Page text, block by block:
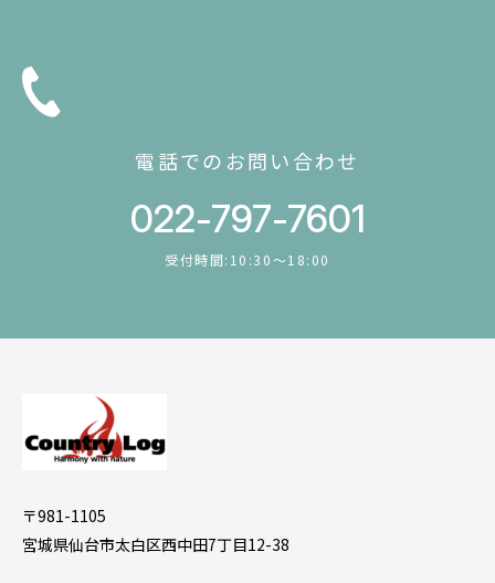
電話でのお問い合わせ
022-797-7601
受付時間:10:30〜18:00
〒981-1105
宮城県仙台市太白区西中田7丁目12-38